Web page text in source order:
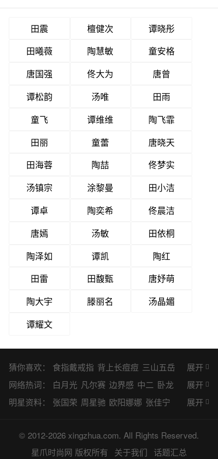
田震 檀健次
谭晓彤
田曦薇
陶慧敏
童安格
唐国强
佟大为
唐曾
谭松韵
汤唯
田雨
童飞
谭维维
陶飞霏
田丽
童蕾
唐晓天
田海蓉
陶喆
佟梦实
汤镇宗
涂黎曼
田小洁
谭卓
陶奕希
佟晨洁
唐嫣
汤敏
田依桐
陶泽如
谭凯
陶红
田雷
田馥甄
唐妤萌
陶大宇
滕丽名
汤晶媚
谭耀文
猜你喜欢： 食指戴戒指 背上长痘痘 三山五岳
避暑胜地
展开
网络热词：
白月光 凡尔赛 边界感 中二 卧龙
凤雏 二次元 KPI EMO CP BUG
胺 SP OC HOLD OEM BP 猎奇
佛系 喜当爹 可盐可甜 对食 麻瓜
展开
明星资料：
张国荣 周星驰 欧阳娜娜 张佳宁
谭松韵 唐嫣 童瑶 宋茜 孙俪 倪
妮 林更新 刘亦菲 柳岩 李小冉
展开
© 2012-2026 xingzhua.com. All Rights Reserved.
星爪时尚网 版权所有 关于我们 话题汇总